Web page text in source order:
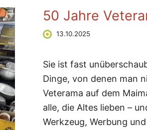
50 Jahre
13.10.2025
Sie ist fast
Dinge, von denen man
Veterama auf dem
alle, die Altes lieben –
Werkzeug, Werbung